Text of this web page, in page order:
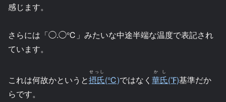
感じます。
さらには「◯.◯℃」みたいな中途半端な温度で表記され
ています。
これは何故かというと摂氏
せっし
(℃)ではなく 華氏
かし
(℉)基準だか
らです。